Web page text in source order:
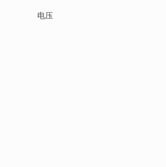
电压